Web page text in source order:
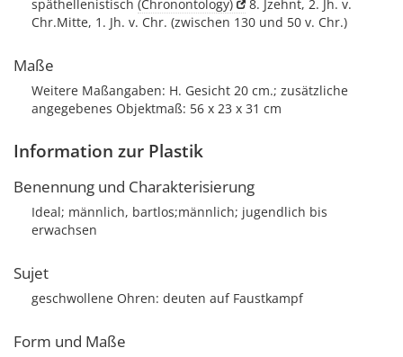
späthellenistisch (Chronontology)
8. Jzehnt, 2. Jh. v.
Chr.Mitte, 1. Jh. v. Chr. (zwischen 130 und 50 v. Chr.)
Maße
Weitere Maßangaben: H. Gesicht 20 cm.; zusätzliche
angegebenes Objektmaß: 56 x 23 x 31 cm
Information zur Plastik
Benennung und Charakterisierung
Ideal; männlich, bartlos;männlich; jugendlich bis
erwachsen
Sujet
geschwollene Ohren: deuten auf Faustkampf
Form und Maße